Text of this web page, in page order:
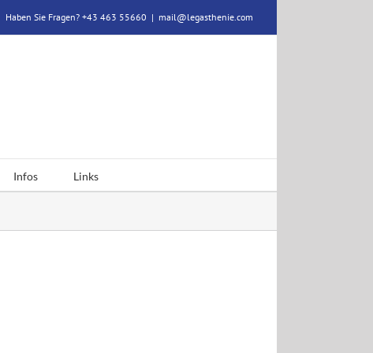
Haben Sie Fragen? +43 463 55660 | mail@legasthenie.com
Infos Links